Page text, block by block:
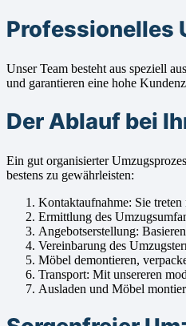
Professionelles
Unser Team besteht aus speziell
und garantieren eine hohe
Der Ablauf bei
Ein gut organisierter
bestens zu gewährleisten:
Kontaktaufnahme: Sie
Ermittlung des
Angebotserstellung:
Vereinbarung des
Möbel demontieren,
Transport: Mit unsereren
Ausladen und Möbel